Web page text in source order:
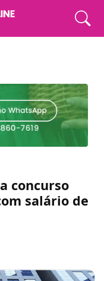
concurso
salário de